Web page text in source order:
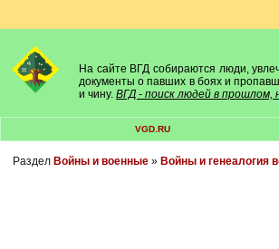
На сайте ВГД собираются люди,
документы о павших в боях и
и чину. ВГД - поиск людей в
VGD.RU
Раздел Войны и военные» Войны и генеалогия